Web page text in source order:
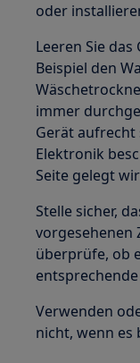
oder
Leeren Sie
Beispiel den
immer
Gerät aufrecht
Elektronik
Seite gelegt
Stelle sicher,
vorgesehenen
überprüfe, ob
Verwenden
nicht, wenn es